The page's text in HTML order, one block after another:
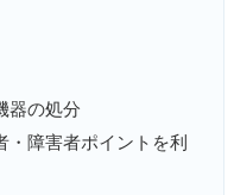
器の処分
障害者ポイントを利